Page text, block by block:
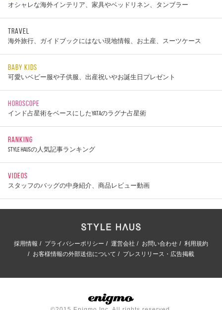
オシャレな海外インテリア、家具やベッドリネン、タンブラー
TRAVEL
海外旅行、ガイドブックにはない現地情報、お土産、スーツケース
BABY KIDS
可愛いベビー服や子供服、出産祝いやお誕生日プレゼント
HOROSCOPE
インド占星術をベースにしたYATAのラグナ占星術
RANKING
STYLE HAUSの人気記事ランキング
VIDEOS
スタッフのバッグの中身紹介、商品レビュー動画
採用情報 プライバシーポリシー 運営会社 お問い合わせ
利用規約
お客様情報の外部送信について
プレスリリース・広告掲載